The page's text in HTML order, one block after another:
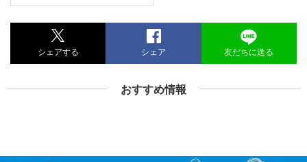
シェアする シェア 友だちに送る
おすすめ情報